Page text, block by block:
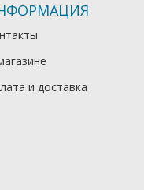
и доставка